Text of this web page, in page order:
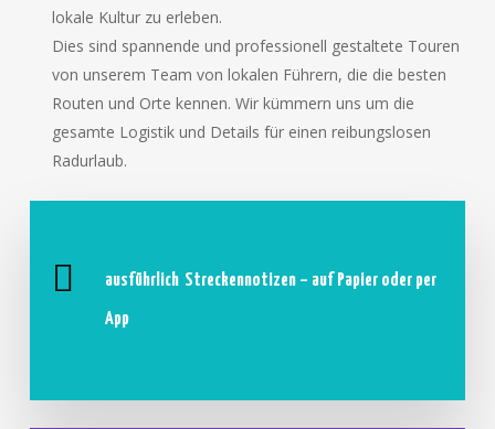
lokale Kultur zu erleben.
Dies sind spannende und professionell gestaltete Touren
von unserem Team von lokalen Führern, die die besten
Routen und Orte kennen. Wir kümmern uns um die
gesamte Logistik und Details für einen reibungslosen
Radurlaub.
ausführlich Streckennotizen – auf Papier oder per
App